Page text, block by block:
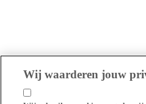
Wij waarderen jouw